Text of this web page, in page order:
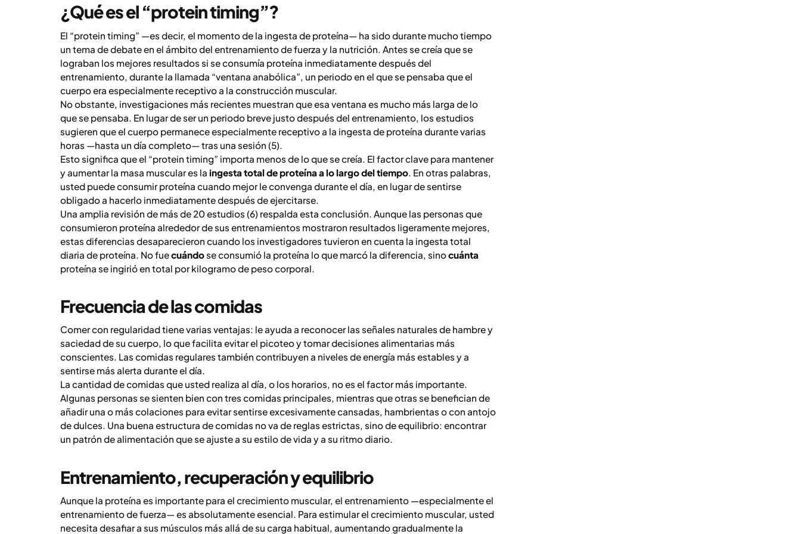
¿Qué es el “protein timing”?
El “protein timing” —es decir, el momento de la ingesta de proteína— ha sido durante mucho tiempo
un tema de debate en el ámbito del entrenamiento de fuerza y la nutrición. Antes se creía que se
lograban los mejores resultados si se consumía proteína inmediatamente después del
entrenamiento, durante la llamada “ventana anabólica”, un periodo en el que se pensaba que el
cuerpo era especialmente receptivo a la construcción muscular.
No obstante, investigaciones más recientes muestran que esa ventana es mucho más larga de lo
que se pensaba. En lugar de ser un periodo breve justo después del entrenamiento, los estudios
sugieren que el cuerpo permanece especialmente receptivo a la ingesta de proteína durante varias
horas —hasta un día completo— tras una sesión (5).
Esto significa que el “protein timing” importa menos de lo que se creía. El factor clave para mantener
y aumentar la masa muscular es la ingesta total de proteína a lo largo del tiempo. En otras palabras,
usted puede consumir proteína cuando mejor le convenga durante el día, en lugar de sentirse
obligado a hacerlo inmediatamente después de ejercitarse.
Una amplia revisión de más de 20 estudios (6) respalda esta conclusión. Aunque las personas que
consumieron proteína alrededor de sus entrenamientos mostraron resultados ligeramente mejores,
estas diferencias desaparecieron cuando los investigadores tuvieron en cuenta la ingesta total
diaria de proteína. No fuecuándose consumió la proteína lo que marcó la diferencia, sinocuánta
proteína se ingirió en total por kilogramo de peso corporal.
Frecuencia de las comidas
Comer con regularidad tiene varias ventajas: le ayuda a reconocer las señales naturales de hambre y
saciedad de su cuerpo, lo que facilita evitar el picoteo y tomar decisiones alimentarias más
conscientes. Las comidas regulares también contribuyen a niveles de energía más estables y a
sentirse más alerta durante el día.
La cantidad de comidas que usted realiza al día, o los horarios, no es el factor más importante.
Algunas personas se sienten bien con tres comidas principales, mientras que otras se benefician de
añadir una o más colaciones para evitar sentirse excesivamente cansadas, hambrientas o con antojo
de dulces. Una buena estructura de comidas no va de reglas estrictas, sino de equilibrio: encontrar
un patrón de alimentación que se ajuste a su estilo de vida y a su ritmo diario.
Entrenamiento, recuperación y equilibrio
Aunque la proteína es importante para el crecimiento muscular, el entrenamiento —especialmente el
entrenamiento de fuerza— es absolutamente esencial. Para estimular el crecimiento muscular, usted
necesita desafiar a sus músculos más allá de su carga habitual, aumentando gradualmente la